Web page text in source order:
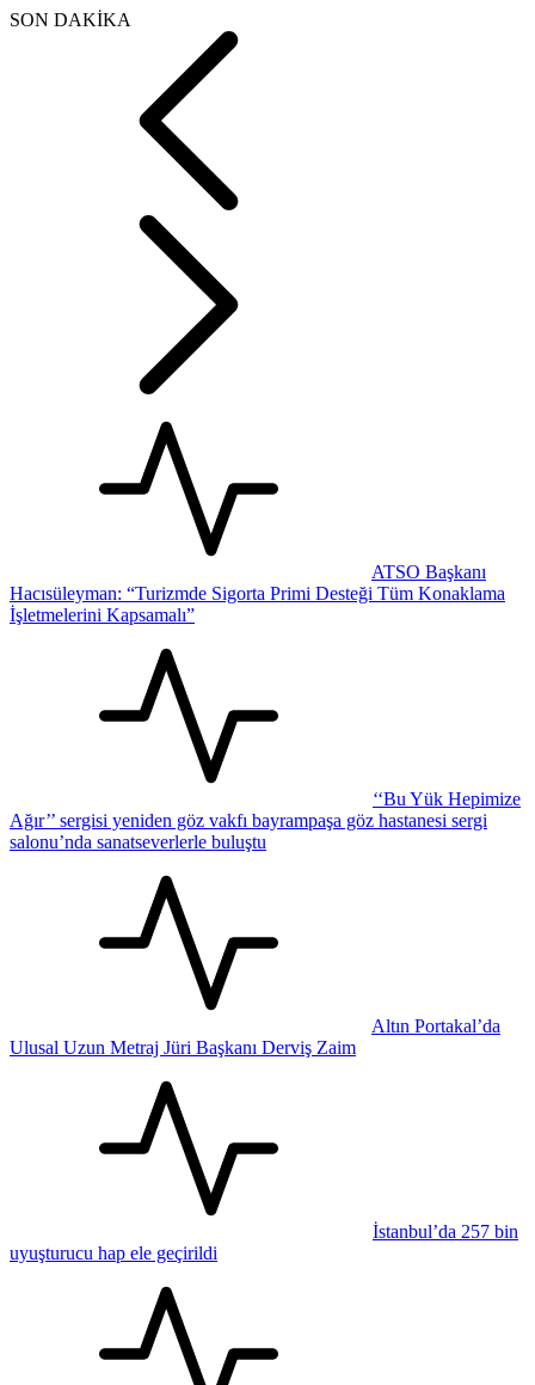
SON DAKİKA
ATSO Başkanı
Hacısüleyman: “Turizmde Sigorta Primi Desteği Tüm Konaklama
İşletmelerini Kapsamalı”
‘‘Bu Yük Hepimize
Ağır’’ sergisi yeniden göz vakfı bayrampaşa göz hastanesi sergi
salonu’nda sanatseverlerle buluştu
Altın Portakal’da
Ulusal Uzun Metraj Jüri Başkanı Derviş Zaim
İstanbul’da 257 bin
uyuşturucu hap ele geçirildi